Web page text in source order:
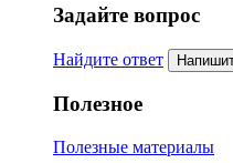
Задайте вопрос
Найдите ответ
Полезное
Полезные материалы